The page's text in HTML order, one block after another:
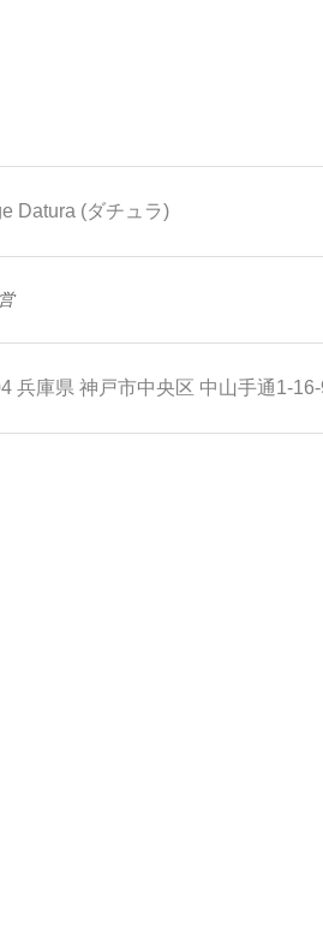
Datura (ダチュラ)
兵庫県 神戸市中央区 中山手通1-